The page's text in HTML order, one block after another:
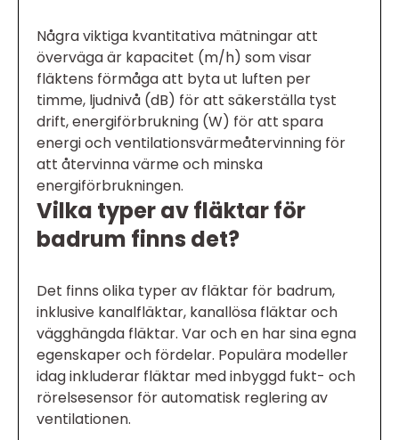
Några viktiga kvantitativa mätningar att
överväga är kapacitet (m/h) som visar
fläktens förmåga att byta ut luften per
timme, ljudnivå (dB) för att säkerställa tyst
drift, energiförbrukning (W) för att spara
energi och ventilationsvärmeåtervinning för
att återvinna värme och minska
energiförbrukningen.
Vilka typer av fläktar för
badrum finns det?
Det finns olika typer av fläktar för badrum,
inklusive kanalfläktar, kanallösa fläktar och
vägghängda fläktar. Var och en har sina egna
egenskaper och fördelar. Populära modeller
idag inkluderar fläktar med inbyggd fukt- och
rörelsesensor för automatisk reglering av
ventilationen.